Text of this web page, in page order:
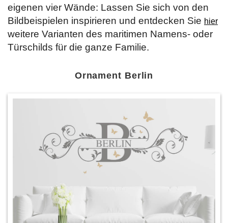
eigenen vier Wände: Lassen Sie sich von den
Bildbeispielen inspirieren und entdecken Sie hier
weitere Varianten des maritimen Namens- oder
Türschilds für die ganze Familie.
Ornament Berlin